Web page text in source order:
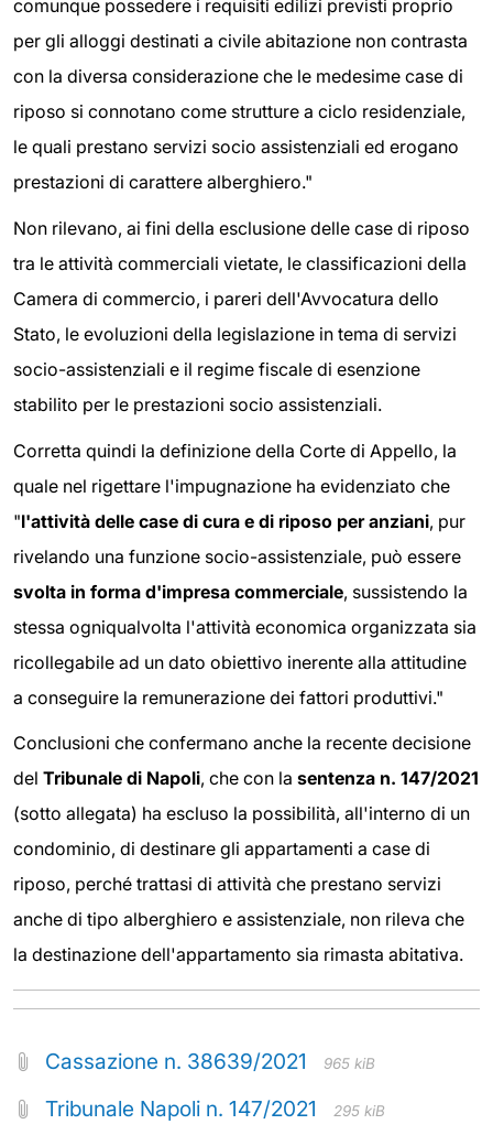
comunque possedere i requisiti edilizi previsti proprio
per gli alloggi destinati a civile abitazione non contrasta
con la diversa considerazione che le medesime case di
riposo si connotano come strutture a ciclo residenziale,
le quali prestano servizi socio assistenziali ed erogano
prestazioni di carattere alberghiero."
Non rilevano, ai fini della esclusione delle case di riposo
tra le attività commerciali vietate, le classificazioni della
Camera di commercio, i pareri dell'Avvocatura dello
Stato, le evoluzioni della legislazione in tema di servizi
socio-assistenziali e il regime fiscale di esenzione
stabilito per le prestazioni socio assistenziali.
Corretta quindi la definizione della Corte di Appello, la
quale nel rigettare l'impugnazione ha evidenziato che
"l'attività delle case di cura e di riposo per anziani, pur
rivelando una funzione socio-assistenziale, può essere
svolta in forma d'impresa commerciale, sussistendo la
stessa ogniqualvolta l'attività economica organizzata sia
ricollegabile ad un dato obiettivo inerente alla attitudine
a conseguire la remunerazione dei fattori produttivi."
Conclusioni che confermano anche la recente decisione
del Tribunale di Napoli, che con la sentenza n. 147/2021
(sotto allegata) ha escluso la possibilità, all'interno di un
condominio, di destinare gli appartamenti a case di
riposo, perché trattasi di attività che prestano servizi
anche di tipo alberghiero e assistenziale, non rileva che
la destinazione dell'appartamento sia rimasta abitativa.
Cassazione n. 38639/2021 965 kiB
Tribunale Napoli n. 147/2021 295 kiB